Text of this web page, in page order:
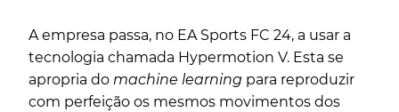
A empresa passa, no EA Sports FC 24, a usar a
tecnologia chamada Hypermotion V. Esta se
apropria do machine learning para reproduzir
com perfeição os mesmos movimentos dos